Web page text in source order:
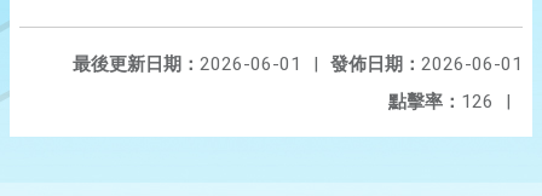
發佈日期： 2026-06-01
最後更新日期： 2026-06-01
|
點擊率： 126 |